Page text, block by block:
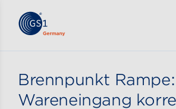
Zum Inhalt gehen
Brennpunkt Rampe:
Wareneingang